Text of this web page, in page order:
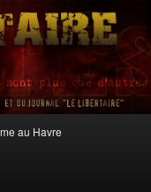
au Havre